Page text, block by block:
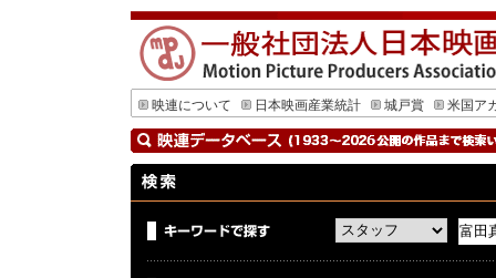
映連について 日本映画産業統計 城戸賞 米国ア